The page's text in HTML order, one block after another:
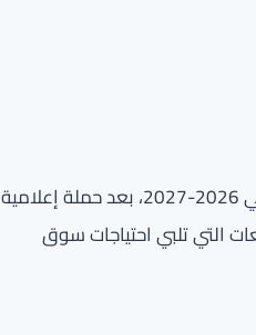
أعلنت وزارة التعليم العالي عن إغلاق باب التسجيل في برنامج البعثات الخارجية للعام الجامعي 2026-2027، بعد حملة إعلامية
التي تلبي احتياجات سوق